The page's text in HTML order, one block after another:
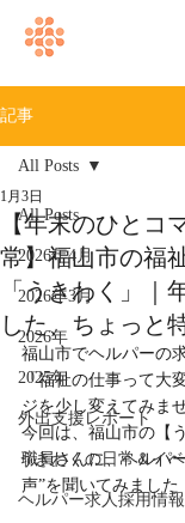
記事
All Posts
2026年4月
2026年3月
2026年
2025年
外出支援レポート
うきわくの日常＆イ
ヘルパー求人採用情報
All Posts
【年末のひとコ
常】福山市の福
「うきわく」｜
した、ちょっと
1月3日
福山市でヘルパーの
「福祉の仕事って大
ジを少し変えてみま
今回は、福山市の【
職員さんに、ヘルパ
声”を聞いてみました